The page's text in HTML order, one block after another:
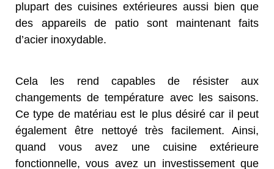
plupart des cuisines extérieures aussi bien que
des appareils de patio sont maintenant faits
d’acier inoxydable.
Cela les rend capables de résister aux
changements de température avec les saisons.
Ce type de matériau est le plus désiré car il peut
également être nettoyé très facilement. Ainsi,
quand vous avez une cuisine extérieure
fonctionnelle, vous avez un investissement que